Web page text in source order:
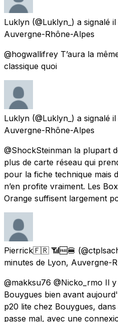
Luklyn (@Luklyn_) a signalé il
Auvergne-Rhône-Alpes
@hogwallifrey T’aura la
classique quoi
Luklyn (@Luklyn_) a signalé il
Auvergne-Rhône-Alpes
@ShockSteinman la plupart
plus de carte réseau qui
pour la fiche technique mais
n’en profite vraiment. Les
Orange suffisent largement
Pierrick🇫🇷 📶🆓🍔
minutes de Lyon, Auvergne-
@makksu76 @Nicko_rmo Il
Bouygues bien avant
p20 lite chez Bouygues,
passe mal, avec une